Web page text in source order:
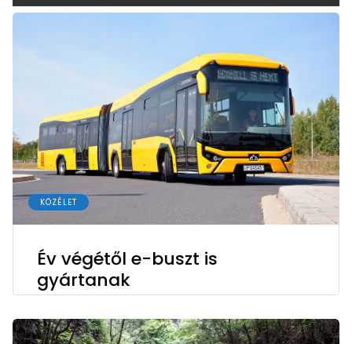
KÖZÉLET
Év végétől e-buszt is
gyártanak